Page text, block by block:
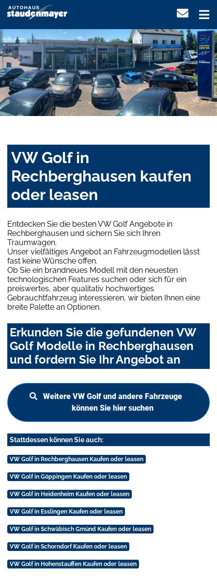
VW Golf in
Rechberghausen kaufen
oder leasen
Entdecken Sie die besten VW Golf Angebote in
Rechberghausen und sichern Sie sich Ihren
Traumwagen.
Unser vielfältiges Angebot an Fahrzeugmodellen lässt
fast keine Wünsche offen.
Ob Sie ein brandneues Modell mit den neuesten
technologischen Features suchen oder sich für ein
preiswertes, aber qualitativ hochwertiges
Gebrauchtfahrzeug interessieren, wir bieten Ihnen eine
breite Palette an Optionen.
Erkunden Sie die gefundenen VW
Golf Modelle in Rechberghausen
und fordern Sie Ihr Angebot an
Weitere VW Golf und andere Fahrzeuge
können Sie hier suchen
Stattdessen können Sie auch:
VW Golf in Rechberghausen Kaufen oder leasen
VW Golf in Göppingen Kaufen oder leasen
VW Golf in Heidenheim Kaufen oder leasen
VW Golf in Esslingen Kaufen oder leasen
VW Golf in Schwäbisch Gmünd Kaufen oder leasen
VW Golf in Schorndorf Kaufen oder leasen
VW Golf in Hohenstauffen Kaufen oder leasen